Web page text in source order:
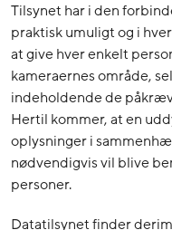
Tilsynet har i den
praktisk umuligt og i
at give hver enkelt
kameraernes område,
indeholdende de
Hertil kommer, at en
oplysninger i
nødvendigvis vil blive
personer.
Datatilsynet finder